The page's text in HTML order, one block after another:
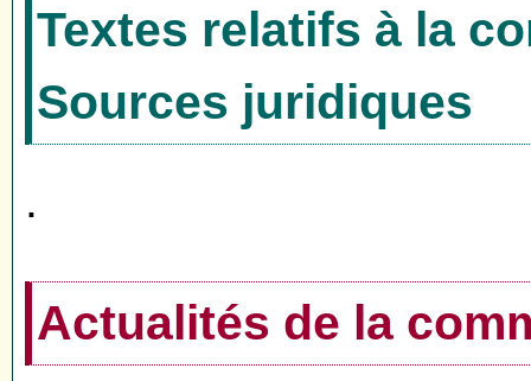
Textes relatifs à la
Sources juridiques
.
Actualités de la